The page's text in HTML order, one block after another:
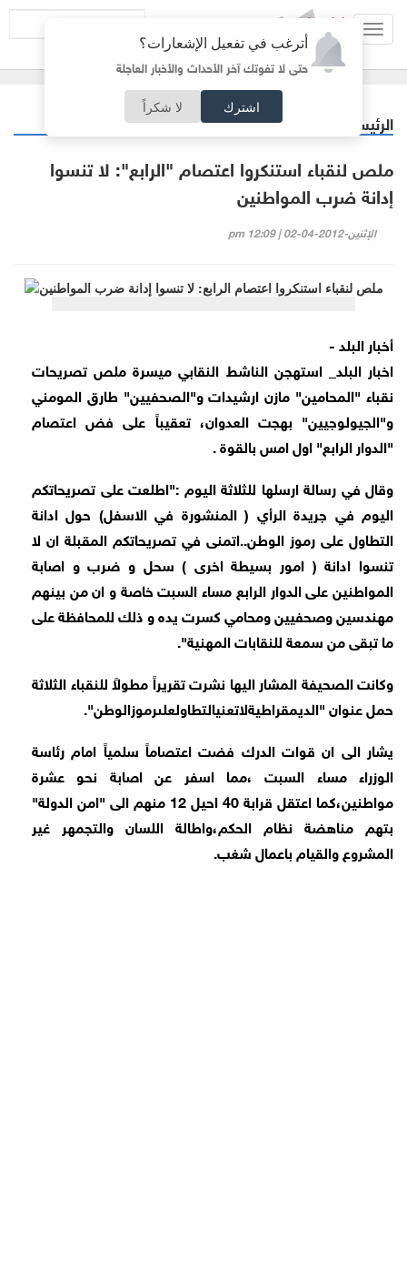
أترغب في تفعيل الإشعارات؟
حتى لا تفوتك آخر الأحداث والأخبار العاجلة
اشترك لا شكراً
الرئيسية
ملص لنقباء استنكروا اعتصام "الرابع": لا تنسوا
إدانة ضرب المواطنين
الإثنين-2012-04-02 | 12:09 pm
أخبار البلد -
اخبار البلد_ استهجن الناشط النقابي ميسرة ملص تصريحات
نقباء "المحامين" مازن ارشيدات و"الصحفيين" طارق المومني
و"الجيولوجيين" بهجت العدوان، تعقيباً على فض اعتصام
"الدوار الرابع" اول امس بالقوة .
وقال في رسالة ارسلها للثلاثة اليوم :"اطلعت على تصريحاتكم
اليوم في جريدة الرأي ( المنشورة في الاسفل) حول ادانة
التطاول على رموز الوطن..اتمنى في تصريحاتكم المقبلة ان لا
تنسوا ادانة ( امور بسيطة اخرى ) سحل و ضرب و اصابة
المواطنين على الدوار الرابع مساء السبت خاصة و ان من بينهم
مهندسين وصحفيين ومحامي كسرت يده و ذلك للمحافظة على
ما تبقى من سمعة للنقابات المهنية".
وكانت الصحيفة المشار اليها نشرت تقريراً مطولاً للنقباء الثلاثة
حمل عنوان "الديمقراطيةلاتعنيالتطاولعلىرموزالوطن".
يشار الى ان قوات الدرك فضت اعتصاماً سلمياً امام رئاسة
الوزراء مساء السبت ،مما اسفر عن اصابة نحو عشرة
مواطنين،كما اعتقل قرابة 40 احيل 12 منهم الى "امن الدولة"
بتهم مناهضة نظام الحكم،واطالة اللسان والتجمهر غير
المشروع والقيام باعمال شغب.